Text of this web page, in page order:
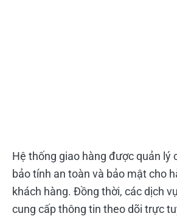
Hệ thống giao hàng được quản lý
bảo tính an toàn và bảo mật cho
khách hàng. Đồng thời, các dịch
cung cấp thông tin theo dõi trực